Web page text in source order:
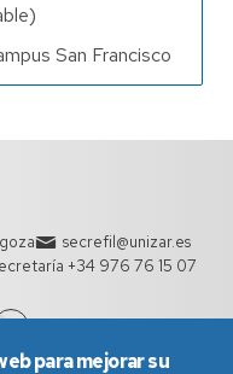
San Francisco
secrefil@unizar.es
+34 976 76 15 07
para mejorar su